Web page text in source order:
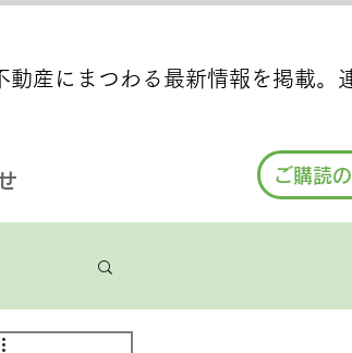
動産にまつわる最新情報を掲載。
ご購読